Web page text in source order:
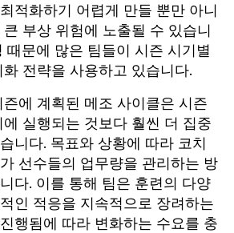
적화하기 어렵게 만들 뿐만 아니
부상 위험에 노출될 수 있습니
때문에 많은 팀들이 시즌 시기별
전략을 사용하고 있습니다.
에 계획된 메조 사이클은 시즌
실행되는 것보다 훨씬 더 집중
니다. 목표와 상황에 따라 코치
선수들의 업무량을 관리하는 방
다. 이를 통해 팀은 훈련의 다양
인 적응을 지속적으로 장려하는
행됨에 따라 변화하는 수요를 충